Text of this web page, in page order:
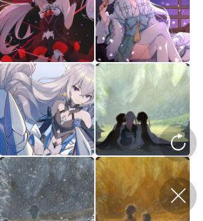
ss
永久封号
P站美图推荐——条纹过膝袜（二）